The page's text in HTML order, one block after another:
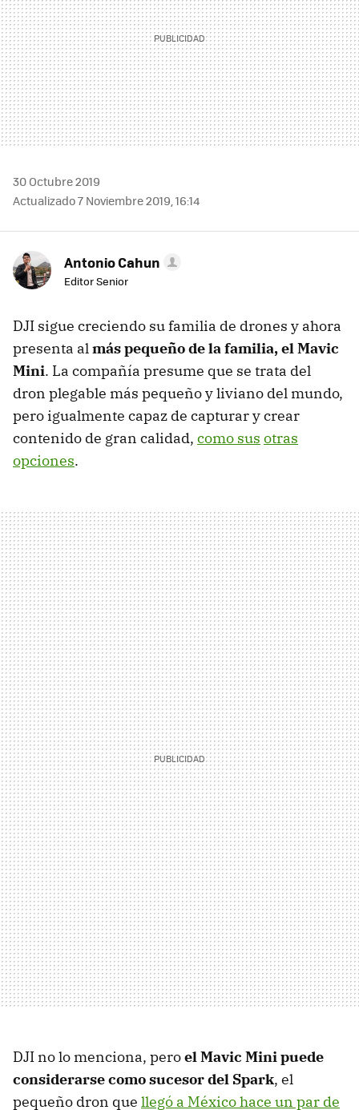
30 Octubre 2019
Actualizado 7 Noviembre 2019, 16:14
Antonio Cahun
Editor Senior
DJI sigue creciendo su familia de drones y ahora
presenta almás pequeño de la familia, el Mavic
Mini. La compañía presume que se trata del
dron plegable más pequeño y liviano del mundo,
pero igualmente capaz de capturar y crear
contenido de gran calidad, como sus otras
opciones.
DJI no lo menciona, peroel Mavic Mini puede
considerarse como sucesor del Spark, el
pequeño dron que llegó a México hace un par de